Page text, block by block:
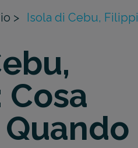
> Isola di Cebu,